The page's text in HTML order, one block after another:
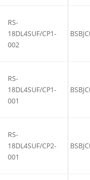
RS-
18DL4SUF/CP1-
002
RS-
18DL4SUF/CP1-
001
RS-
18DL4SUF/CP2-
001